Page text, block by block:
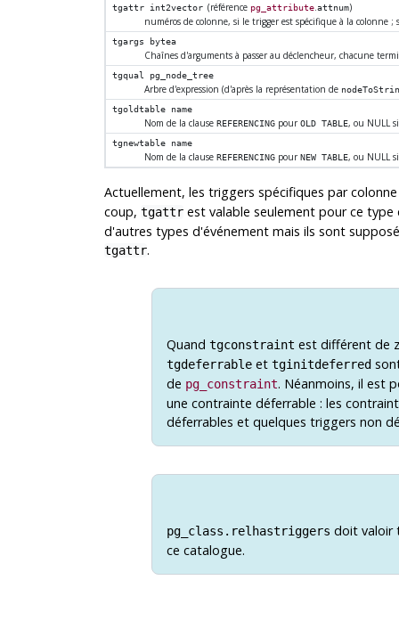
tgattr int2vector (référence pg_attribute.attnum)
numéros de colonne, si le trigger est spécifique à la colonne
tgargs bytea
Chaînes d'arguments à passer au déclencheur, chacune
tgqual pg_node_tree
Arbre d'expression (d'après la représentation de
tgoldtable
name
Nom de la clause REFERENCINGpourOLD TABLE, ou NULL
tgnewtable name
Nom de la clause REFERENCINGpourNEW TABLE, ou NULL
Actuellement, les triggers spécifiques par
coup, tgattrest valable seulement pour ce type
d'autres types d'événement mais ils sont
tgattr.
Quand tgconstraint est différent de
tgdeferrable et tginitdeferred
de pg_constraint. Néanmoins, il est
une contrainte déferrable : les
déferrables et quelques triggers non
pg_class.relhastriggers doit valoir
ce catalogue.